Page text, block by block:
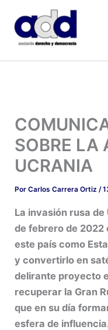
contenido
SOBRE LA
UCRANIA
PorCarlos Carrera Ortiz/
La invasión rusa
de febrero de 2022
este país como
y convertirlo en
delirante proyecto
recuperar la Gran
que en su día
esfera de